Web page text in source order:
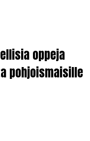
oppeja
pohjoismaisille